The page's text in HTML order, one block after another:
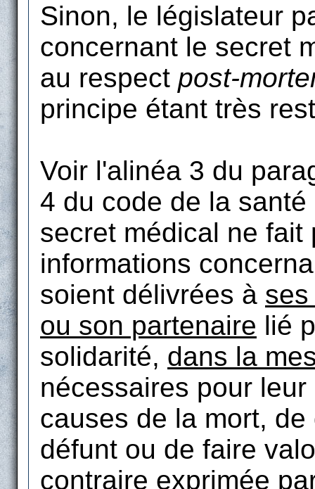
Sinon, le législateur
concernant le secret
au respect post-
principe étant très
Voir l'alinéa 3 du
4 du code de la
secret médical ne
informations
soient délivrées à
ou son partenaire lié
solidarité, dans la
nécessaires pour
causes de la mort,
défunt ou de faire
contraire exprimée